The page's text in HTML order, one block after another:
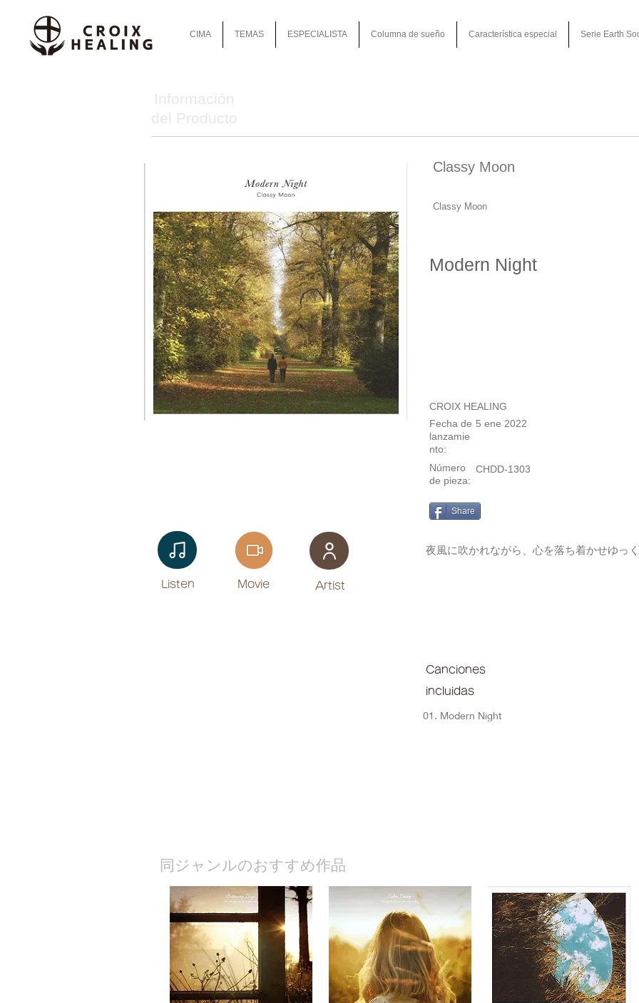
CIMA TEMAS ESPECIALISTA Columna de sueño Característica especial Serie Earth
Información
del Producto
Listen​ Movie ​Artist
Classy Moon
Classy Moon
Modern Night
CROIX HEALING
5 ene 2022
Fecha de
lanzamie
nto:
Número
de pieza:
CHDD-1303
Share
夜風に吹かれながら、心を落ち着かせゆっ
Canciones
incluidas
01. Modern Night
​同ジャンルのおすすめ作品